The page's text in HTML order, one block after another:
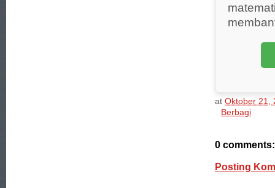
at Oktober 21,
Berbagi
0 comments:
Posting